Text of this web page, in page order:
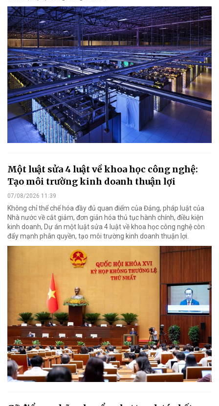
Một luật sửa 4 luật về khoa học công nghệ:
Tạo môi trường kinh doanh thuận lợi
07/08/2026 11:39
Không chỉ thể chế hóa đầy đủ quan điểm của Đảng, pháp luật của
Nhà nước về cắt giảm, đơn giản hóa thủ tục hành chính, điều kiện
kinh doanh, Dự án một luật sửa 4 luật về khoa học công nghệ còn
đẩy mạnh phân quyền, tạo môi trường kinh doanh thuận lợi.